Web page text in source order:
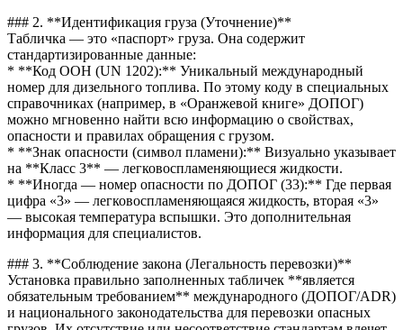
### 2. **Идентификация груза (Уточнение)**
Табличка — это «паспорт» груза. Она содержит
стандартизированные данные:
* **Код ООН (UN 1202):** Уникальный международный
номер для дизельного топлива. По этому коду в специальных
справочниках (например, в «Оранжевой книге» ДОПОГ)
можно мгновенно найти всю информацию о свойствах,
опасности и правилах обращения с грузом.
* **Знак опасности (символ пламени):** Визуально указывает
на **Класс 3** — легковоспламеняющиеся жидкости.
* **Иногда — номер опасности по ДОПОГ (33):** Где первая
цифра «3» — легковоспламеняющаяся жидкость, вторая «3»
— высокая температура вспышки. Это дополнительная
информация для специалистов.
### 3. **Соблюдение закона (Легальность перевозки)**
Установка правильно заполненных табличек **является
обязательным требованием** международного (ДОПОГ/ADR)
и национального законодательства для перевозки опасных